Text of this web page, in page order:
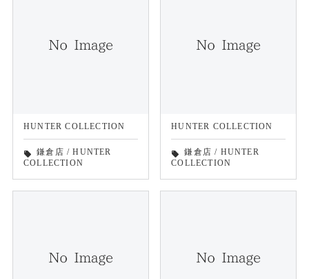
HUNTER COLLECTION
local_offer 鎌倉店 /HUNTER
COLLECTION
HUNTER COLLECTION
local_offer 鎌倉店 / HUNTER
COLLECTION